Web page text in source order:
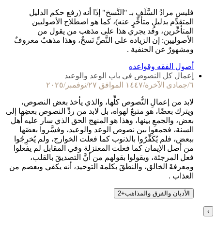
فليس مرادُ السَّلَفِ بـ "النَّسخ" إذًا أنه (رفع حكم الدليل
المتقدِّم بدليلٍ متأخِّرٍ عنه)، كما هو اصطلاح الأصوليين
المتأخِّرين، وقد يجري هذا على مذهب من يقول من
الأصوليين: إن الزيادة على النَّصِّ نَسخٌ، وهذا مذهبٌ معروفٌ
ومشهورٌ عن الحنفية .
أصول الفقه وقواعده
إعمال كل النصوص في باب الوعد والوعيد
٦/جمادى الآخرة/١٤٤٧ الموافق ٢٧/نوفمبر/٢٠٢٥
لابد من إعمالِ النُّصوص كلِّها، والذي يأخذ بعض النصوص،
ويترك بعضًا، هو متبعٌ لهواه، بل لابد من ردِّ النصوص بعضِها إلى
بعض، والجمعِ بينها، وهذا هو المنهج الحق الذي سار عليه أهل
السنة، فجمعوا بين نصوص الوعد والوعيد، وفسَّروا بعضَها
ببعض، فلم يُكَفِّرُوا بالذنوب كما فعلت الخوارج، ولم يُخرِجُوا
من أصل الإيمان كما فعلت المعتزلة وفي المقابل لم يفعلوا
فعل المرجئة، ويقولوا بقولهم من أنَّ التصديقَ بالقلب،
ومعرفةَ الخالق، والنطقَ بكلمة التوحيد، أنه يكفي ويعصم من
العذاب .
الأديان والفرق والمذاهب+
2
›